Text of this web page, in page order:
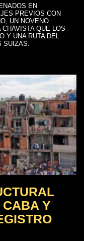
EN
PREVIOS CON
UN NOVENO
QUE LOS
Y UNA RUTA DEL
SUIZAS.
CABA Y